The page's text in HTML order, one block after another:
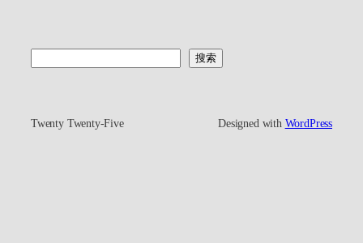
搜索
Twenty Twenty-Five Designed with WordPress